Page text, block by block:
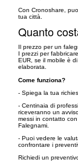
Con Cronoshare,
tua città.
Quanto
Il prezzo per un
I prezzi per
EUR, se il mobile è
elaborata.
Come funziona?
- Spiega la tua
- Centinaia di
riceveranno un
messi in contatto
Falegnami.
- Puoi vedere le
confrontare i
Richiedi un